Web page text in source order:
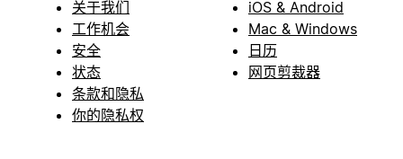
关于我们
工作机会
安全
状态
条款和隐私
你的隐私权
iOS & Android
Mac & Windows
日历
网页剪裁器